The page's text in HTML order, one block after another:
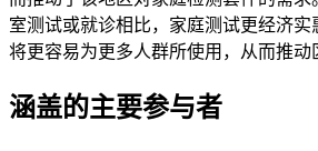
室测试或就诊相比，家庭测试更经济
将更容易为更多人群所使用，从而推动
涵盖的主要参与者